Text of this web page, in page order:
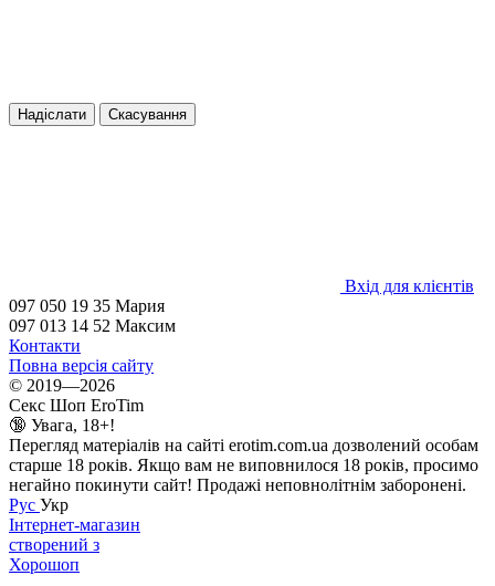
Надіслати Скасування
Вхід для клієнтів
097 050 19 35 Мария
097 013 14 52 Максим
Контакти
Повна версія сайту
© 2019—2026
Секс Шоп EroTim
🔞 Увага, 18+!
Перегляд матеріалів на сайті erotim.com.ua дозволений особам
старше 18 років. Якщо вам не виповнилося 18 років, просимо
негайно покинути сайт! Продажі неповнолітнім заборонені.
Рус Укр
Інтернет-магазин
створений з
Хорошоп